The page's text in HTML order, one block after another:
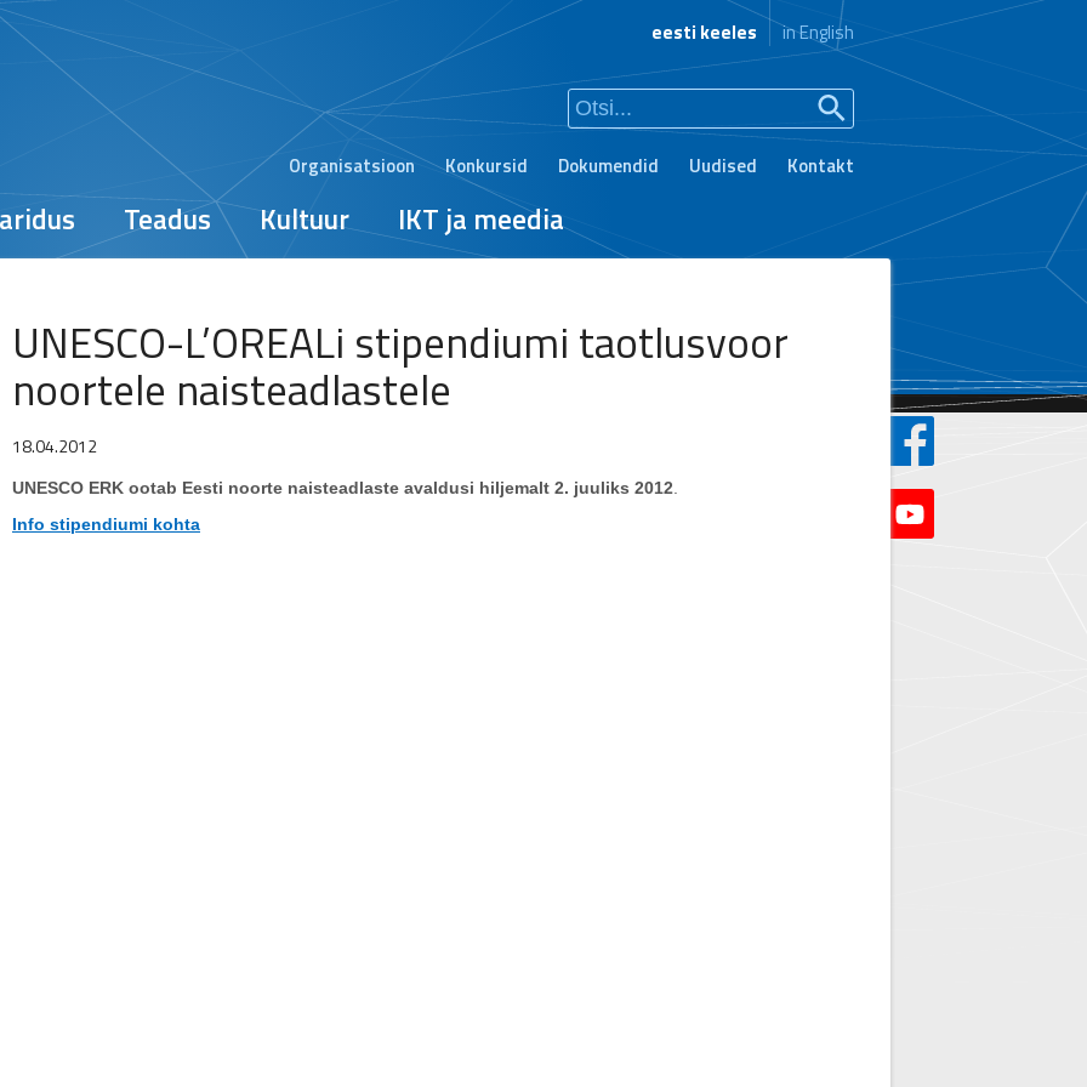
Organisatsioon Konkursid Dokumendid Uudised Kontakt
Teadus Kultuur IKT ja meedia
eesti keeles in English
UNESCO-L’OREALi stipendiumi taotlusvoor
noortele naisteadlastele
18.04.2012
UNESCO ERK ootab Eesti noorte naisteadlaste avaldusi hiljemalt 2. juuliks 2012
Info stipendiumi kohta